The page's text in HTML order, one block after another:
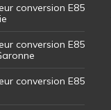
conversion E85
conversion E85
conversion E85